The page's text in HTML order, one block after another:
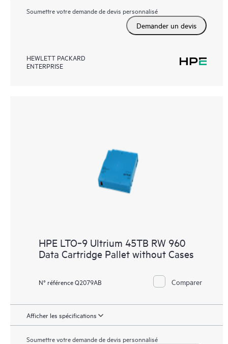
Soumettre votre demande de devis personnalisé
Demander un devis
HEWLETT PACKARD
ENTERPRISE
HPE LTO‑9 Ultrium 45TB RW 960
Data Cartridge Pallet without Cases
N° référence Q2079AB Comparer
Afficher les spécifications
Soumettre votre demande de devis personnalisé